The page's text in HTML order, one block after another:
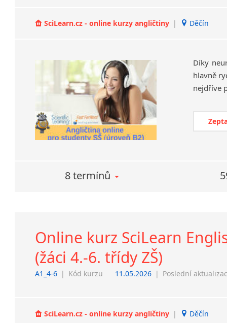
SciLearn.cz - online kurzy angličtiny | Děčín
Díky
hlavně
8 termínů
Online kurz SciLearn
(žáci 4.-6. třídy ZŠ)
A1_4-6 | Kód kurzu 11.05.2026 | Poslední
SciLearn.cz - online kurzy angličtiny | Děčín